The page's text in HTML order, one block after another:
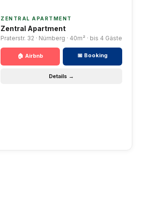
ZENTRAL APARTMENT
Zentral Apartment
Praterstr. 32 · Nürnberg · 40m² · bis 4 Gäste
🏠 Airbnb 📅 Booking
Details →